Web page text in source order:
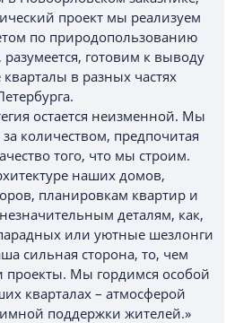
проект мы реализуем
по природопользованию
разумеется, готовим к выводу
в разных частях
остается неизменной. Мы
количеством, предпочитая
того, что мы строим.
наших домов,
планировкам квартир и
деталям, как,
или уютные шезлонги
сильная сторона, то, чем
проекты. Мы гордимся особой
кварталах – атмосферой
поддержки жителей.»